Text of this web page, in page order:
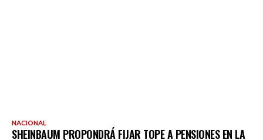
NACIONAL
SHEINBAUM PROPONDRÁ FIJAR TOPE A PENSIONES EN LA